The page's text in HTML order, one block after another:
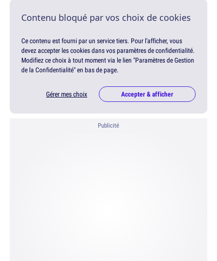
Contenu bloqué par vos choix de cookies
Ce contenu est fourni par un service tiers. Pour l'afficher, vous
devez accepter les cookies dans vos paramètres de confidentialité.
Modifiez ce choix à tout moment via le lien "Paramètres de Gestion
de la Confidentialité" en bas de page.
Gérer mes choix Accepter & afficher
Publicité